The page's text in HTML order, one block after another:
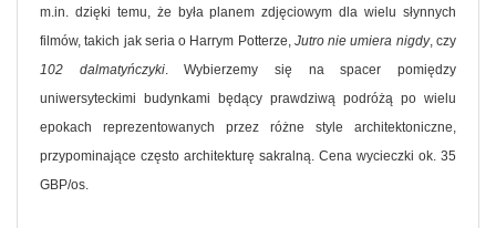
m.in. dzięki temu, że była planem zdjęciowym dla wielu słynnych
filmów, takich jak seria o Harrym Potterze, Jutro nie umiera nigdy, czy
102 dalmatyńczyki. Wybierzemy się na spacer pomiędzy
uniwersyteckimi budynkami będący prawdziwą podróżą po wielu
epokach reprezentowanych przez różne style architektoniczne,
przypominające często architekturę sakralną. Cena wycieczki ok. 35
GBP/os.